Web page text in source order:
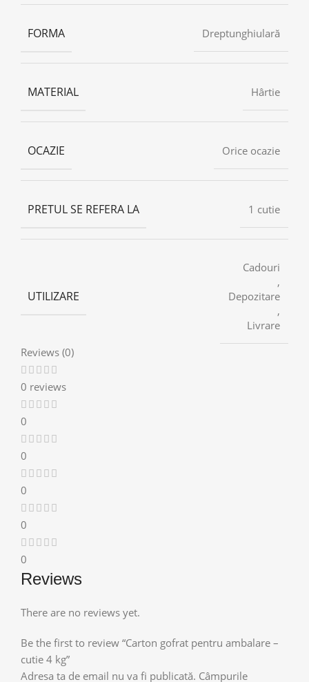
FORMA Dreptunghiulară
MATERIAL Hârtie
OCAZIE Orice ocazie
PRETUL SE REFERA LA 1 cutie
UTILIZARE
Cadouri
,
Depozitare
,
Livrare
Reviews (0)
0 reviews
0
0
0
0
0
Reviews
There are no reviews yet.
Be the first to review “Carton gofrat pentru ambalare –
cutie 4 kg”
Adresa ta de email nu va fi publicată. Câmpurile